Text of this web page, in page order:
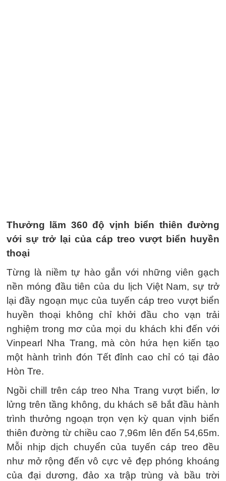
Thưởng lãm 360 độ vịnh biển thiên đường
với sự trở lại của cáp treo vượt biển huyền
thoại
Từng là niềm tự hào gắn với những viên gạch
nền móng đầu tiên của du lịch Việt Nam, sự trở
lại đầy ngoạn mục của tuyến cáp treo vượt biển
huyền thoại không chỉ khởi đầu cho vạn trải
nghiệm trong mơ của mọi du khách khi đến với
Vinpearl Nha Trang, mà còn hứa hẹn kiến tạo
một hành trình đón Tết đỉnh cao chỉ có tại đảo
Hòn Tre.
Ngồi chill trên cáp treo Nha Trang vượt biển, lơ
lửng trên tầng không, du khách sẽ bắt đầu hành
trình thưởng ngoạn trọn vẹn kỳ quan vịnh biển
thiên đường từ chiều cao 7,96m lên đến 54,65m.
Mỗi nhịp dịch chuyển của tuyến cáp treo đều
như mở rộng đến vô cực vẻ đẹp phóng khoáng
của đại dương, đảo xa trập trùng và bầu trời